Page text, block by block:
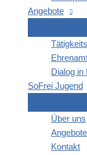
Ange­bo­te
Dia­log in
SoFrei Jugend
Über uns
Ange­bo­te
Kon­takt